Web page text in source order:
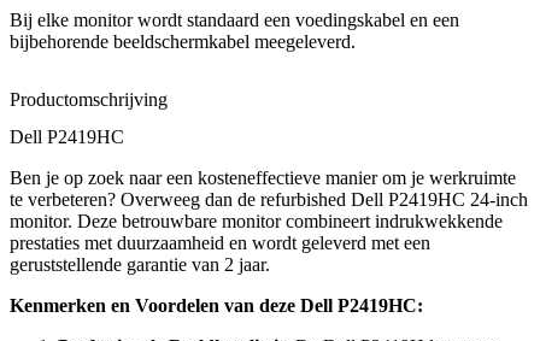
Bij elke monitor wordt standaard een voedingskabel en een
bijbehorende beeldschermkabel meegeleverd.
Productomschrijving
Dell P2419HC
Ben je op zoek naar een kosteneffectieve manier om je werkruimte
te verbeteren? Overweeg dan de refurbished Dell P2419HC 24-inch
monitor. Deze betrouwbare monitor combineert indrukwekkende
prestaties met duurzaamheid en wordt geleverd met een
geruststellende garantie van 2 jaar.
Kenmerken en Voordelen van deze Dell P2419HC: